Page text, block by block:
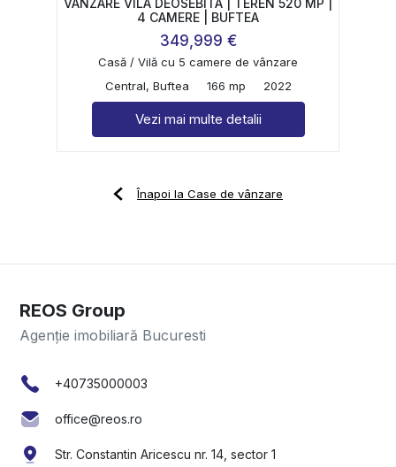
4 CAMERE | BUFTEA
349,999 €
Casă / Vilă cu 5 camere de vânzare
Central, Buftea
166 mp 2022
Vezi mai multe detalii
Înapoi la Case de vânzare
REOS Group
Agenție imobiliară Bucuresti
+40735000003
office@reos.ro
Str. Constantin Aricescu nr. 14, sector 1